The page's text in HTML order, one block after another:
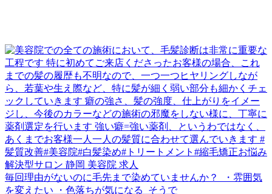
毎回理由がないのに毛先まで染めていませんか？ ⁡ ・雰囲気
を変えたい ・色落ちが気になる ⁡ そうで